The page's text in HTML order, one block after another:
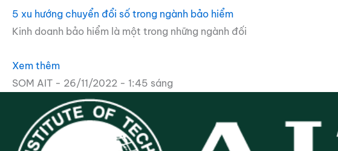
5 xu hướng chuyển đổi số trong ngành bảo hiểm
Kinh doanh bảo hiểm là một trong những ngành đối
Xem thêm
SOM AIT
26/11/2022 1:45 sáng